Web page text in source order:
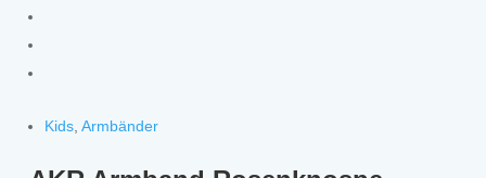
Kids ,Armbänder